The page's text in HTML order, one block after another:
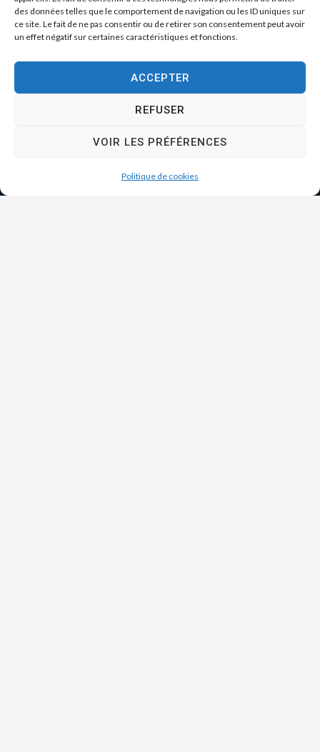
des données telles que le comportement de navigation ou les ID uniques sur
ce site. Le fait de ne pas consentir ou de retirer son consentement peut avoir
un effet négatif sur certaines caractéristiques et fonctions.
ACCEPTER
REFUSER
VOIR LES PRÉFÉRENCES
Politique de cookies